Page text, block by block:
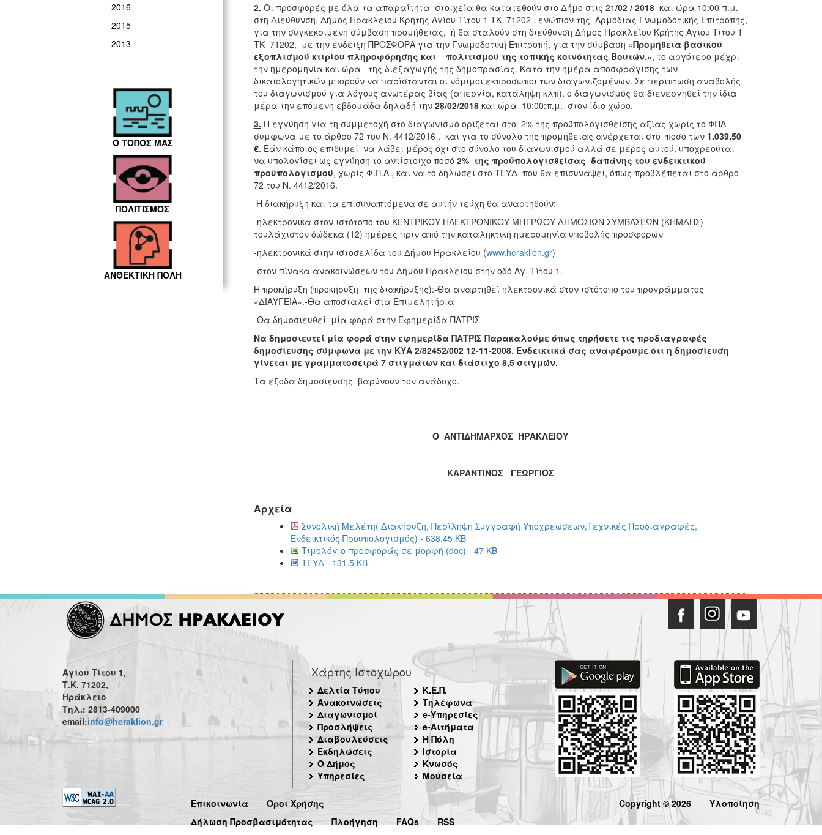
2016
2015
2013
Ο ΤΟΠΟΣ ΜΑΣ
ΠΟΛΙΤΙΣΜΟΣ
ΑΝΘΕΚΤΙΚΗ ΠΟΛΗ
2. Οι προσφορές με όλα τα απαραίτητα στοιχεία θα κατατεθούν στο Δήμο στις 21/02 / 2018 και ώρα 10:00 π.μ.
στη Διεύθυνση, Δήμος Ηρακλείου Κρήτης Αγίου Τίτου 1 ΤΚ 71202 , ενώπιον της Αρμόδιας Γνωμοδοτικής Επιτροπής,
για την συγκεκριμένη σύμβαση προμήθειας, ή θα σταλούν στη διεύθυνση Δήμος Ηρακλείου Κρήτης Αγίου Τίτου 1
ΤΚ 71202, με την ένδειξη ΠΡΟΣΦΟΡΑ για την Γνωμοδοτική Επιτροπή, για την σύμβαση «Προμήθεια βασικού
εξοπλισμού κτιρίου πληροφόρησης και πολιτισμού της τοπικής κοινότητας Βουτών.», το αργότερο μέχρι
την ημερομηνία και ώρα της διεξαγωγής της δημοπρασίας. Κατά την ημέρα αποσφράγισης των
δικαιολογητικών μπορούν να παρίστανται οι νόμιμοι εκπρόσωποι των διαγωνιζομένων. Σε περίπτωση αναβολής
του διαγωνισμού για λόγους ανωτέρας βίας (απεργία, κατάληψη κλπ), ο διαγωνισμός θα διενεργηθεί την ίδια
μέρα την επόμενη εβδομάδα δηλαδή την 28/02/2018και ώρα 10:00:π.μ. στον ίδιο χώρο.
3. Η εγγύηση για τη συμμετοχή στο διαγωνισμό ορίζεται στο 2% της προϋπολογισθείσης αξίας χωρίς το ΦΠΑ
σύμφωνα με το άρθρο 72 του Ν. 4412/2016 , και για το σύνολο της προμήθειας ανέρχεται στο ποσό των 1.039,50
€. Εάν κάποιος επιθυμεί να λάβει μέρος όχι στο σύνολο του διαγωνισμού αλλά σε μέρος αυτού, υποχρεούται
να υπολογίσει ως εγγύηση το αντίστοιχο ποσό 2% της προϋπολογισθείσας δαπάνης του ενδεικτικού
προϋπολογισμού, χωρίς Φ.Π.Α., και να το δηλώσει στο ΤΕΥΔ που θα επισυνάψει, όπως προβλέπεται στο άρθρο
72 του Ν. 4412/2016.
Η διακήρυξη και τα επισυναπτόμενα σε αυτήν τεύχη θα αναρτηθούν:
-ηλεκτρονικά στον ιστότοπο του ΚΕΝΤΡΙΚΟΥ ΗΛΕΚΤΡΟΝΙΚΟΥ ΜΗΤΡΩΟΥ ΔΗΜΟΣΙΩΝ ΣΥΜΒΑΣΕΩΝ (ΚΗΜΔΗΣ)
τουλάχιστον δώδεκα (12) ημέρες πριν από την καταληκτική ημερομηνία υποβολής προσφορών
-ηλεκτρονικά στην ιστοσελίδα του Δήμου Ηρακλείου (www.heraklion.gr)
-στον πίνακα ανακοινώσεων του Δήμου Ηρακλείου στην οδό Αγ. Τίτου 1.
Η προκήρυξη (προκήρυξη της διακήρυξης):-Θα αναρτηθεί ηλεκτρονικά στον ιστότοπο του προγράμματος
«ΔΙΑΥΓΕΙΑ».-Θα αποσταλεί στα Επιμελητήρια
-Θα δημοσιευθεί μία φορά στην Εφημερίδα ΠΑΤΡΙΣ
Να δημοσιευτεί μία φορά στην εφημερίδα ΠΑΤΡΙΣ Παρακαλούμε όπως τηρήσετε τις προδιαγραφές
δημοσίευσης σύμφωνα με την ΚΥΑ 2/82452/002 12-11-2008. Ενδεικτικά σας αναφέρουμε ότι η δημοσίευση
γίνεται με γραμματοσειρά 7 στιγμάτων και διάστιχο 8,5 στιγμών.
Τα έξοδα δημοσίευσης βαρύνουν τον ανάδοχο.
Ο ΑΝΤΙΔΗΜΑΡΧΟΣ ΗΡΑΚΛΕΙΟΥ
ΚΑΡΑΝΤΙΝΟΣ ΓΕΩΡΓΙΟΣ
Αρχεία
Συνολική Μελέτη( Διακήρυξη, Περίληψη Συγγραφή Υποχρεώσεων,Τεχνικές Προδιαγραφές,
Ενδεικτικός Προυπολογισμός) - 638.45 KB
Τιμολόγιο προσφοράς σε μορφή (doc) - 47 KB
ΤΕΥΔ - 131.5 KB
Αγίου Τίτου 1,
Τ.Κ. 71202,
Ηράκλειο
Τηλ.: 2813-409000
email:info@heraklion.gr
Χάρτης Ιστοχώρου
Δελτία Τύπου
Ανακοινώσεις
Διαγωνισμοί
Προσλήψεις
Διαβουλεύσεις
Εκδηλώσεις
Ο Δήμος
Υπηρεσίες
Κ.Ε.Π.
Τηλέφωνα
e-Υπηρεσίες
e-Αιτήματα
Η Πόλη
Ιστορία
Κνωσός
Μουσεία
Επικοινωνία
Όροι Χρήσης
Δήλωση Προσβασιμότητας
Πλοήγηση FAQs RSS
Copyright © 2026 Υλοποίηση